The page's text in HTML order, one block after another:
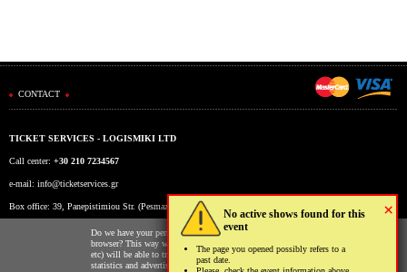
×
No active shows found for this
event
The page you opened possibly refers to a
past date.
CONTACT
TICKET SERVICES - LOGISMIKI LTD
Call center: +30 210 7234567
e-mail: info@ticketservices.gr
Box office: 39, Panepistimiou Str. (Pesmazoglou Arc), Athens, Greece
Working hours: Mon-Fri: 9am-5pmDo we have your permission to store cookies to your
browser? This way we and third parties (Google, Facebook
etc) will be able to track your usage of our website for
statistics and advertising reasons. You may read more on the